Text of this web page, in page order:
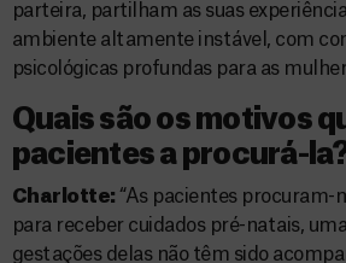
parteira, partilham as suas
ambiente altamente instável, com
psicológicas profundas para as
Quais são os motivos
pacientes a procurá-
Charlotte: “As pacientes
para receber cuidados pré-natais,
gestações delas não têm sido